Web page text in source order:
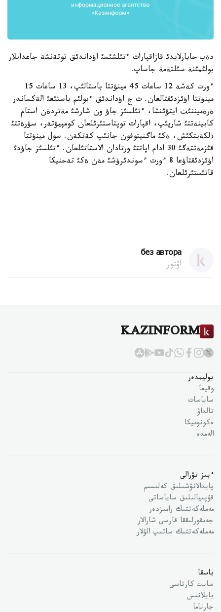
دةپ حابارلايدئ قازاقپارات ءتئلشئسئ اؤداندئق توتةنشة جاعدايلار
بولئمئنة سئلتةمة جاساپ.
ءورت كةشة 12 ساعات 45 مينؤتتا باستالئپ، 13 ساعات 15
مينؤتتا اؤئزدئقتالعان. ت ج اؤداندئق ءبولئم باستئعئ الةكساندر
ةرةميننئث ايتؤئنشا، ءتئلسئز جاؤ ون شارشئ مةتردةن استام
كابينةتتئ شارپئپ، اقپارات توپتاستئرئلعان كومپيؤتةر، سؤرةتتئ
ذلكةيتكئش، ةكئ ماگنيتوفون جانئپ كةتكةن. سول مينؤتتا
قئزمةتتةگئ 30 ادام اپاتتئ ورتادان الاستاتئلعان. ءتئلسئز جاؤدئ
اؤئزدئقتاؤعا 8 ءورت ءسوندئرؤشئ مةن ةكئ تةحنيكا
قاتئستئرئلعان.
без автора
اۆتور
KAZINFORM
بوليمدەر
وقيعا
ساياسات
تالداۋ
ەكونوميكا
الەمدە
ءبىز تۋرالى
پايدالانۋشىلىق كەلىسىم
قۇپىيالىلىق ساياساتى
مەملەكەتتىك رامىزدەر
جەمقورلىققا قارسى شارالار
مەملەكەتتىك ساتىپ الۋلار
باسقا
سايت كارتاسى
بايلانىس
جارناما